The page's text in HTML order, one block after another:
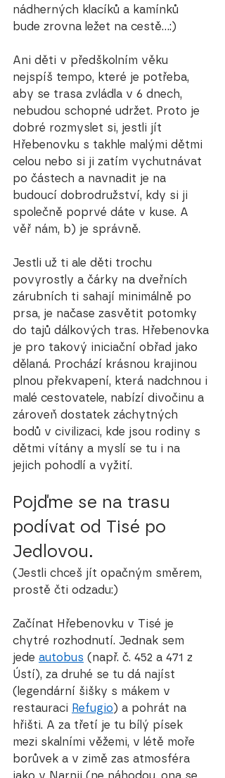
nádherných klacíků a kamínků
bude zrovna ležet na cestě...:)
Ani děti v předškolním věku
nejspíš tempo, které je potřeba,
aby se trasa zvládla v 6 dnech,
nebudou schopné udržet. Proto je
dobré rozmyslet si, jestli jít
Hřebenovku s takhle malými dětmi
celou nebo si ji zatím vychutnávat
po částech a navnadit je na
budoucí dobrodružství, kdy si ji
společně poprvé dáte v kuse. A
věř nám, b) je správně.
Jestli už ti ale děti trochu
povyrostly a čárky na dveřních
zárubních ti sahají minimálně po
prsa, je načase zasvětit potomky
do tajů dálkových tras. Hřebenovka
je pro takový iniciační obřad jako
dělaná. Prochází krásnou krajinou
plnou překvapení, která nadchnou i
malé cestovatele, nabízí divočinu a
zároveň dostatek záchytných
bodů v civilizaci, kde jsou rodiny s
dětmi vítány a myslí se tu i na
jejich pohodlí a vyžití.
Pojďme se na trasu
podívat od Tisé po
Jedlovou.
(Jestli chceš jít opačným směrem,
prostě čti odzadu:)
Začínat Hřebenovku v Tisé je
chytré rozhodnutí. Jednak sem
jede autobus (např. č. 452 a 471 z
Ústí), za druhé se tu dá najíst
(legendární šišky s mákem v
restauraci Refugio) a pohrát na
hřišti. A za třetí je tu bílý písek
mezi skalními věžemi, v létě moře
borůvek a v zimě zas atmosféra
jako v Narnii (ne náhodou, ona se